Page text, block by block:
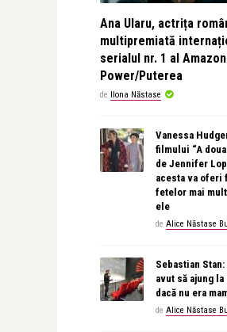
Ana Ularu, actrița
multipremiată
serialul nr. 1 al
Power/Puterea
de Ilona Năstase
Vanessa
filmului “A
de Jennifer
acesta va oferi
fetelor mai
ele
de Alice Năstase
Sebastian Stan:
avut să ajung
dacă nu era
de Alice Năstase